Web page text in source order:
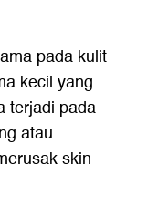
pada kulit
kecil yang
terjadi pada
atau
skin